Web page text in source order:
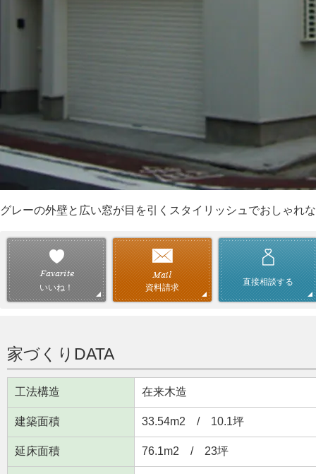
グレーの外壁と広い窓が目を引くスタイリッシュでおしゃれ
いいね！ 資料請求
直接相談する
家づくりDATA
工法構造 在来木造
建築面積 33.54m2 / 10.1坪
延床面積 76.1m2 / 23坪